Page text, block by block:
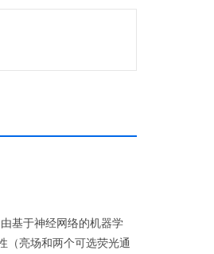
基于神经网络的机器学
（亮场和两个可选荧光通